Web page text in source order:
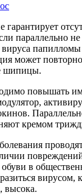
параллельно
папилломы
может повторно
шипицы.
повышать
кремом
в
высока.